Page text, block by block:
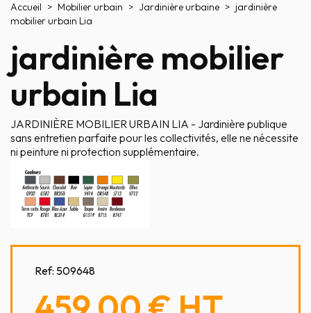
Accueil Mobilier urbain Jardinière urbaine
jardinière
mobilier urbain Lia
jardinière mobilier
urbain Lia
JARDINIÈRE MOBILIER URBAIN LIA - Jardinière publique
sans entretien parfaite pour les collectivités, elle ne nécessite
ni peinture ni protection supplémentaire.
Ref: 509648